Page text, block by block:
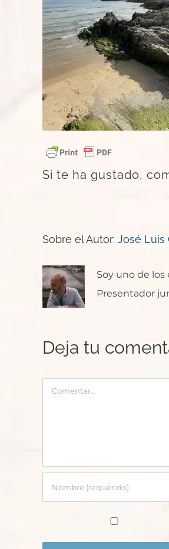
Si te ha gustado,
Sobre el Autor: José Luis
Soy uno de
Presentador
Deja tu
Comentar